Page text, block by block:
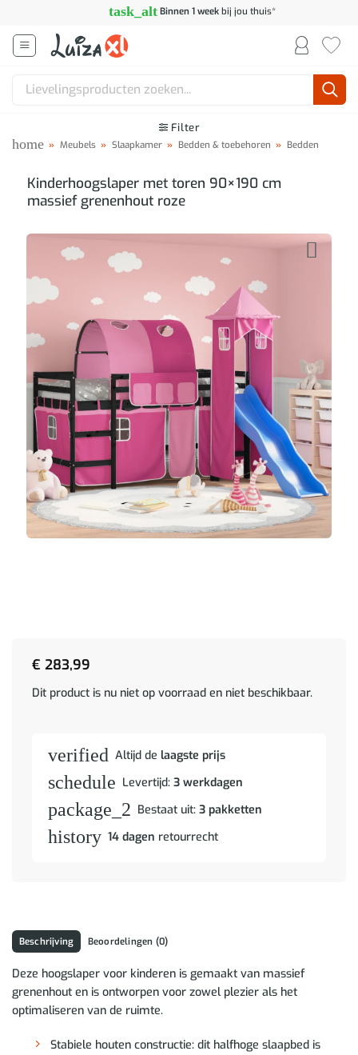
inhoud
task_alt Binnen 1 weekbij jou thuis*
Zoeken
Filter
home » Meubels » Slaapkamer » Bedden & toebehoren » Bedden
Kinderhoogslaper met toren 90×190 cm
massief grenenhout roze
€ 283,99
Dit product is nu niet op voorraad en niet beschikbaar.
verified Altijd de laagste prijs
schedule Levertijd: 3 werkdagen
package_2 Bestaat uit: 3 pakketten
history 14 dagen retourrecht
Beschrijving Beoordelingen (0)
Deze hoogslaper voor kinderen is gemaakt van massief
grenenhout en is ontworpen voor zowel plezier als het
optimaliseren van de ruimte.
Stabiele houten constructie: dit halfhoge slaapbed is